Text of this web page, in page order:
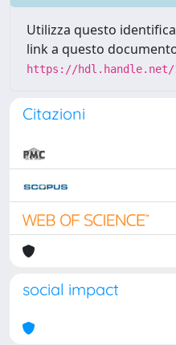
Utilizza questo
link a questo
https://hdl.handle.net/
Citazioni
social impact